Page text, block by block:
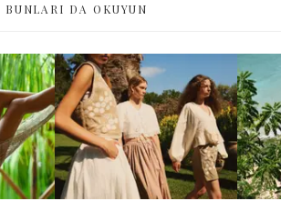
BUNLARI DA OKUYUN